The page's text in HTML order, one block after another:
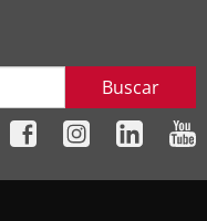
Buscar